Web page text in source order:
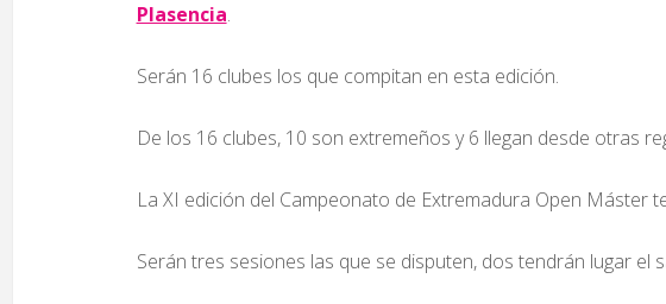
Plasencia.
Serán 16 clubes los que compitan en esta edición.
De los 16 clubes, 10 son extremeños y 6 llegan desde otras
La XI edición del Campeonato de Extremadura Open Máster
Serán tres sesiones las que se disputen, dos tendrán lugar el